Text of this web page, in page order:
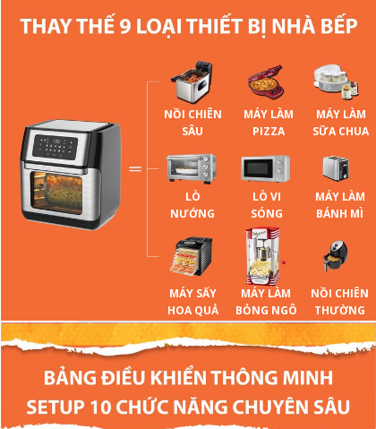
NỒI CHIÊN
SÂU
MÁY LÀM
PIZZA
MÁY LÀM
SỮA CHUA
LÒ
NƯỚNG
LÒ VI
SÓNG
MÁY LÀM
BÁNH MÌ
MÁY SẤY
HOA QUẢ
MÁY LÀM
BỎNG NGÔ
NỒI CHIÊN
THƯỜNG